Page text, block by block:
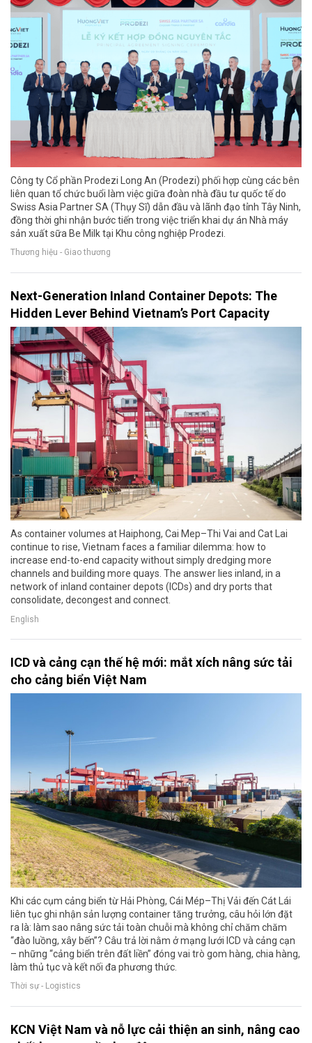
Công ty Cổ phần Prodezi Long An (Prodezi) phối hợp cùng các bên
liên quan tổ chức buổi làm việc giữa đoàn nhà đầu tư quốc tế do
Swiss Asia Partner SA (Thụy Sĩ) dẫn đầu và lãnh đạo tỉnh Tây Ninh,
đồng thời ghi nhận bước tiến trong việc triển khai dự án Nhà máy
sản xuất sữa Be Milk tại Khu công nghiệp Prodezi.
Thương hiệu - Giao thương
Next-Generation Inland Container Depots: The
Hidden Lever Behind Vietnam’s Port Capacity
As container volumes at Haiphong, Cai Mep–Thi Vai and Cat Lai
continue to rise, Vietnam faces a familiar dilemma: how to
increase end-to-end capacity without simply dredging more
channels and building more quays. The answer lies inland, in a
network of inland container depots (ICDs) and dry ports that
consolidate, decongest and connect.
English
ICD và cảng cạn thế hệ mới: mắt xích nâng sức tải
cho cảng biển Việt Nam
Khi các cụm cảng biển từ Hải Phòng, Cái Mép–Thị Vải đến Cát Lái
liên tục ghi nhận sản lượng container tăng trưởng, câu hỏi lớn đặt
ra là: làm sao nâng sức tải toàn chuỗi mà không chỉ chăm chăm
“đào luồng, xây bến”? Câu trả lời nằm ở mạng lưới ICD và cảng cạn
– những “cảng biển trên đất liền” đóng vai trò gom hàng, chia hàng,
làm thủ tục và kết nối đa phương thức.
Thời sự - Logistics
KCN Việt Nam và nỗ lực cải thiện an sinh, nâng cao